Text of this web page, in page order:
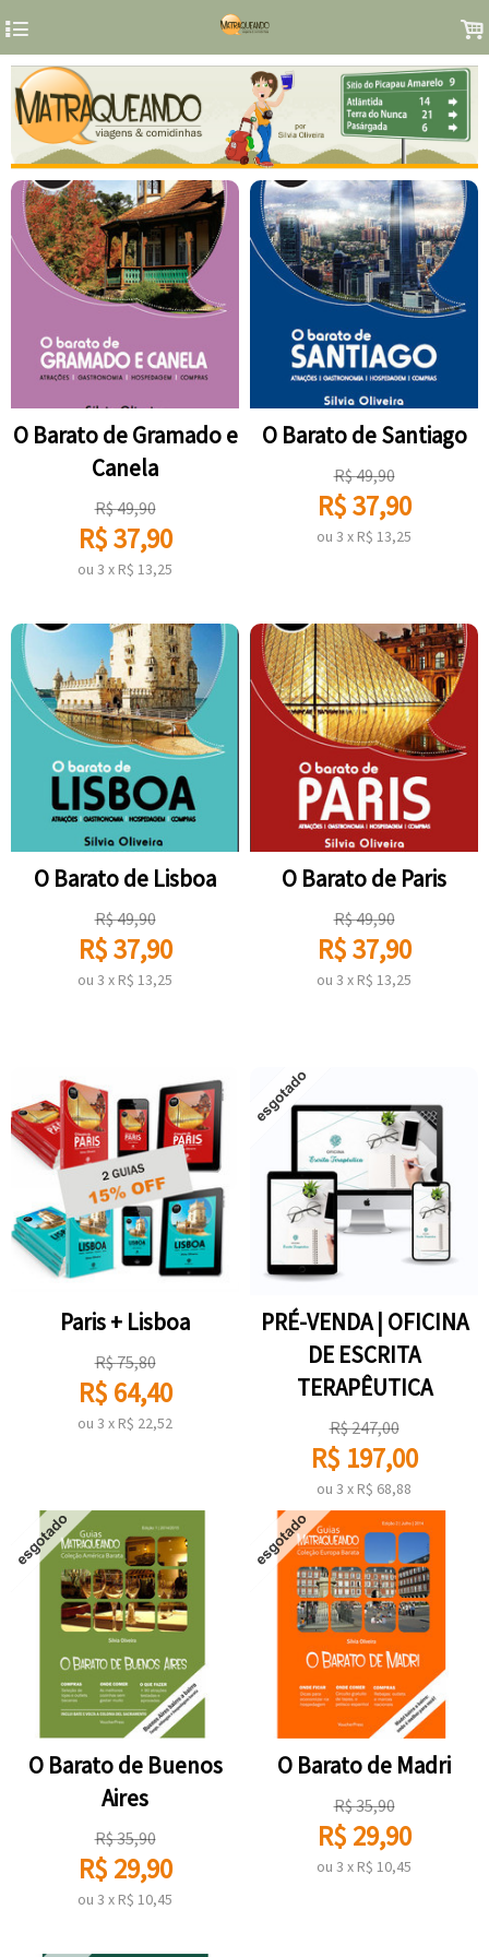
4 .
O Barato de Gramado e
Canela
R$49,90
R$37,90
ou 3 x R$ 13,25
O Barato de Santiago
R$49,90
R$37,90
ou 3 x R$ 13,25
O Barato de Lisboa
R$49,90
R$37,90
ou 3 x R$ 13,25
O Barato de Paris
R$49,90
R$37,90
ou 3 x R$ 13,25
Paris + Lisboa
R$75,80
R$ 64,40
ou 3 x R$ 22,52
PRÉ-VENDA | OFICINA
DE ESCRITA
TERAPÊUTICA
R$247,00
R$ 197,00
ou 3 x R$ 68,88
O Barato de Buenos
Aires
R$35,90
R$ 29,90
ou 3 x R$ 10,45
O Barato de Madri
R$35,90
R$ 29,90
ou 3 x R$ 10,45